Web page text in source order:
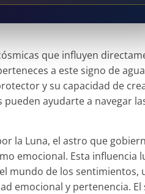
que influyen
a este signo de
y su capacidad de
ayudarte a navegar
la Luna, el astro que
emocional. Esta influencia
mundo de los sentimientos,
emocional y pertenencia.